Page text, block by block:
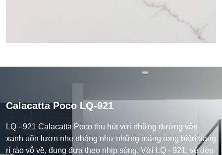
Calacatta Poco LQ-921
LQ - 921 Calacatta Poco thu hút với những đường vân
xanh uốn lượn nhẹ nhàng như những mảng rong biển đang
rì rào vỗ về, đung đưa theo nhịp sóng. Với LQ - 921, vẻ đẹp